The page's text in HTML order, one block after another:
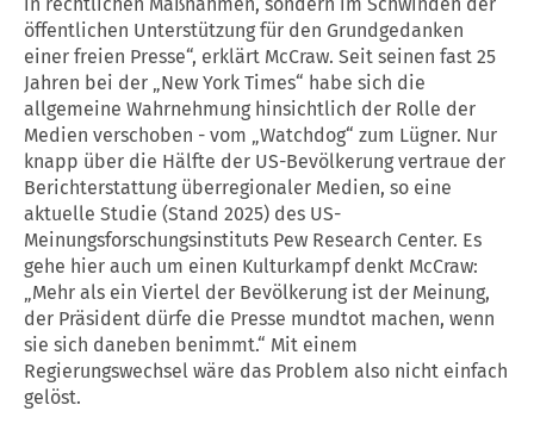
öffentlichen Unterstützung für den Grundgedanken
einer freien Presse“, erklärt McCraw. Seit seinen fast 25
Jahren bei der „New York Times“ habe sich die
allgemeine Wahrnehmung hinsichtlich der Rolle der
Medien verschoben - vom „Watchdog“ zum Lügner. Nur
knapp über die Hälfte der US-Bevölkerung vertraue der
Berichterstattung überregionaler Medien, so eine
aktuelle Studie (Stand 2025) des US-
Meinungsforschungsinstituts Pew Research Center. Es
gehe hier auch um einen Kulturkampf denkt McCraw:
„Mehr als ein Viertel der Bevölkerung ist der Meinung,
der Präsident dürfe die Presse mundtot machen, wenn
sie sich daneben benimmt.“ Mit einem
Regierungswechsel wäre das Problem also nicht einfach
gelöst.